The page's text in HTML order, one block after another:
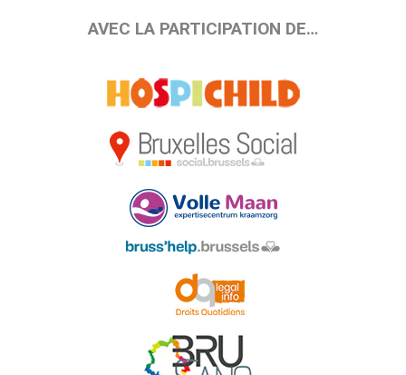
AVEC LA PARTICIPATION DE…